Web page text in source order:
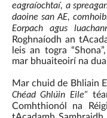
eagraíochtaí, a
daoine san AE,
Eorpach agus
Roghnaíodh an
leis an togra
mar bhuaiteoirí na
Mar chuid de Bhliain
Chéad Ghlúin Eile”
Comhthionól na